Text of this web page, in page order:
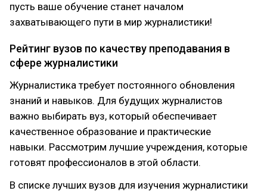
пусть ваше обучение станет началом
захватывающего пути в мир журналистики!
Рейтинг вузов по качеству преподавания в
сфере журналистики
Журналистика требует постоянного обновления
знаний и навыков. Для будущих журналистов
важно выбирать вуз, который обеспечивает
качественное образование и практические
навыки. Рассмотрим лучшие учреждения, которые
готовят профессионалов в этой области.
В списке лучших вузов для изучения журналистики